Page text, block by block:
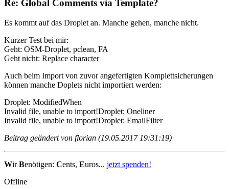
Re: Global Comments via Template?
Es kommt auf das Droplet an. Manche gehen, manche nicht.
Kurzer Test bei mir:
Geht: OSM-Droplet, pclean, FA
Geht nicht: Replace character
Auch beim Import von zuvor angefertigten Komplettsicherungen
können manche Doplets nicht importiert werden:
Droplet: ModifiedWhen
Invalid file, unable to import!Droplet: Oneliner
Invalid file, unable to import!Droplet: EmailFilter
Beitrag geändert von florian (19.05.2017 19:31:19)
WirBenötigen: Cents, Euros... jetzt spenden!
Offline